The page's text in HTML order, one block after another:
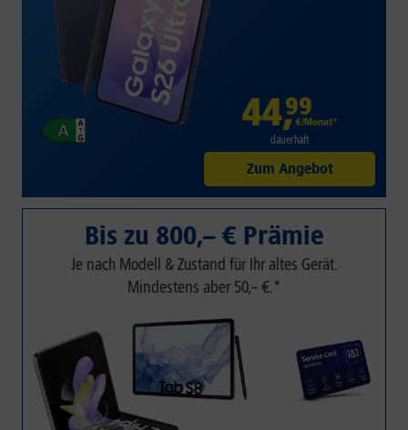
44,99
€/Monat*
dauerhaft
Zum Angebot
Bis zu 800,– € Prämie
Je nach Modell & Zustand für Ihr altes Gerät.
Mindestens aber 50,– €.*